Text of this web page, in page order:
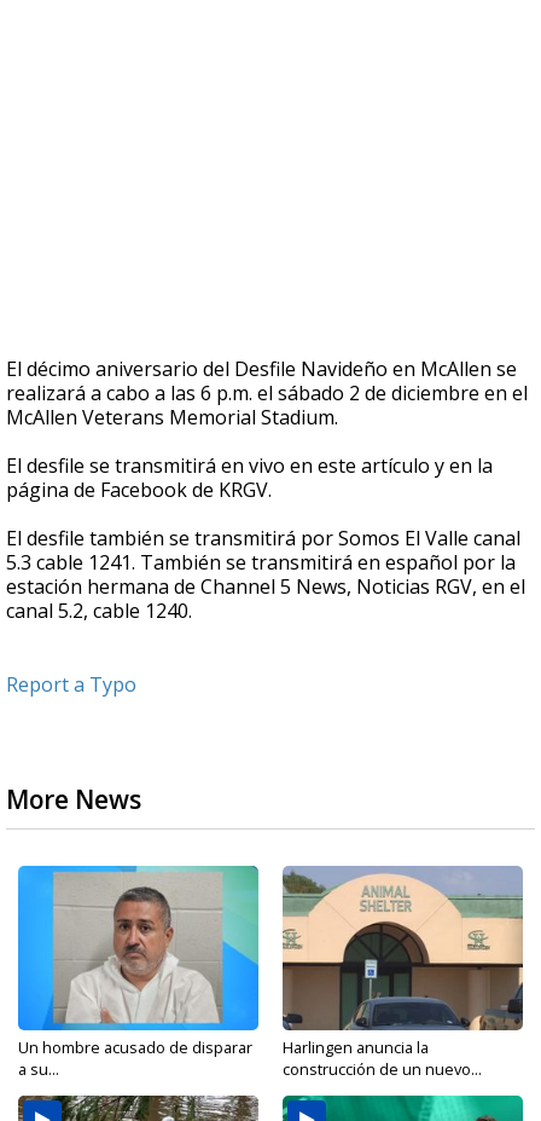
El décimo aniversario del Desfile Navideño en McAllen se
realizará a cabo a las 6 p.m. el sábado 2 de diciembre en el
McAllen Veterans Memorial Stadium.
El desfile se transmitirá en vivo en este artículo y en la
página de Facebook de KRGV.
El desfile también se transmitirá por Somos El Valle canal
5.3 cable 1241. También se transmitirá en español por la
estación hermana de Channel 5 News, Noticias RGV, en el
canal 5.2, cable 1240.
Report a Typo
More News
Un hombre acusado de disparar
a su...
Harlingen anuncia la
construcción de un nuevo...